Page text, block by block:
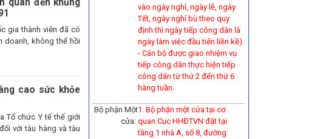
quan đến khủng
gia thành viên đã có
doanh, không thể hồi
cao sức khỏe
Tổ chức Y tế thế giới
với tàu hàng và tàu
vào ngày nghỉ, ngày lễ, ngày
Tết, ngày nghỉ bù theo quy
định thì ngày tiếp công dân là
ngày làm việc đầu tiên liền kề).
- Cán bộ được giao nhiệm vụ
tiếp công dân thực hiện tiếp
công dân từ thứ 2 đến thứ 6
hàng tuần.
Bộ phận Một
cửa:
1. Bộ phận một cửa tại cơ
quan Cục HHĐTVN đặt tại
tầng 1 nhà A, số 8, đường